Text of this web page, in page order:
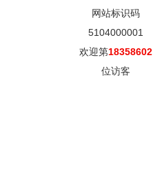
网站标识码
5104000001
欢迎第18358602
位访客